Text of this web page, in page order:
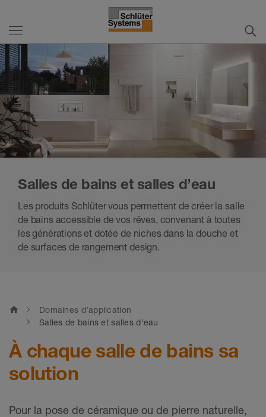
Salles de bains et salles d’eau
Les produits Schlüter vous permettent de créer la salle
de bains accessible de vos rêves, convenant à toutes
les générations et dotée de niches dans la douche et
de surfaces de rangement design.
home
Domaines d’application
Salles de bains et salles d’eau
À chaque salle de bains sa
solution
Pour la pose de céramique ou de pierre naturelle,